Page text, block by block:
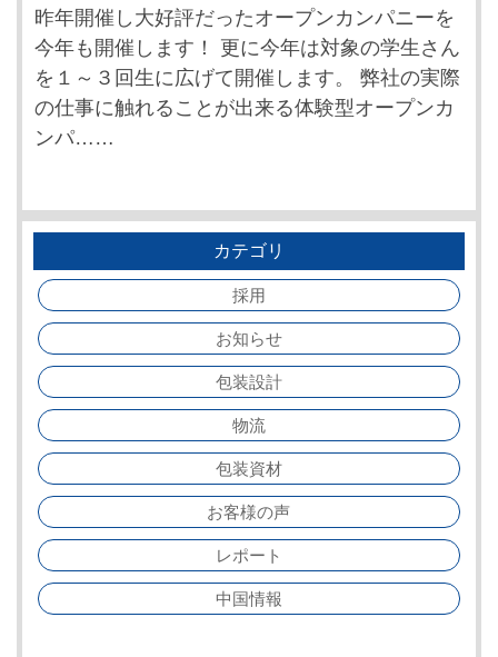
昨年開催し大好評だったオープンカンパニーを
今年も開催します！ 更に今年は対象の学生さん
を１～３回生に広げて開催します。 弊社の実際
の仕事に触れることが出来る体験型オープンカ
ンパ……
カテゴリ
採用
お知らせ
包装設計
物流
包装資材
お客様の声
レポート
中国情報